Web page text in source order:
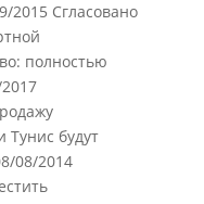
2015 Сгласовано
полностью
Тунис будут
08/2014